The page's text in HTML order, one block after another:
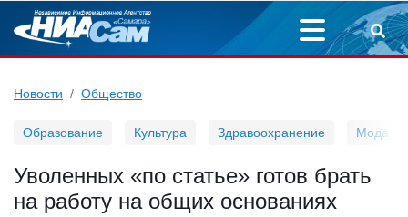
Новости Общество
Образование Культура Здравоохранение Мода
Уволенных «по статье» готов брать
на работу на общих основаниях